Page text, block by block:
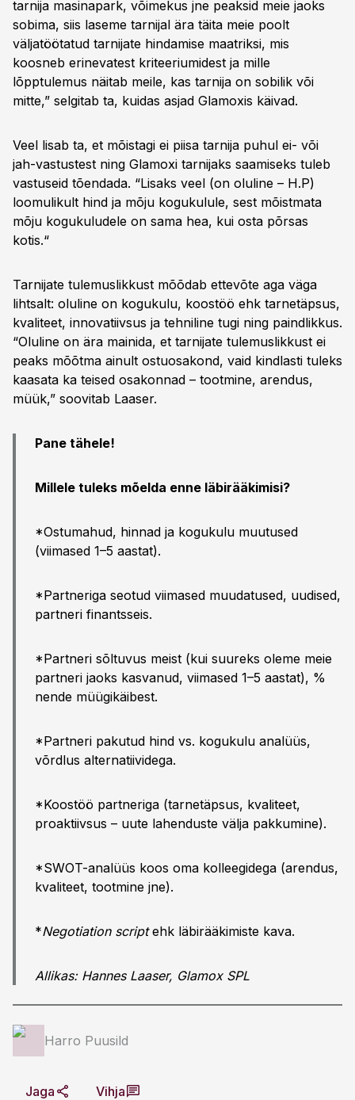
tarnija masinapark, võimekus jne peaksid meie jaoks
sobima, siis laseme tarnijal ära täita meie poolt
väljatöötatud tarnijate hindamise maatriksi, mis
koosneb erinevatest kriteeriumidest ja mille
lõpptulemus näitab meile, kas tarnija on sobilik või
mitte,” selgitab ta, kuidas asjad Glamoxis käivad.
Veel lisab ta, et mõistagi ei piisa tarnija puhul ei- või
jah-vastustest ning Glamoxi tarnijaks saamiseks tuleb
vastuseid tõendada. “Lisaks veel (on oluline – H.P)
loomulikult hind ja mõju kogukulule, sest mõistmata
mõju kogukuludele on sama hea, kui osta põrsas
kotis.“
Tarnijate tulemuslikkust mõõdab ettevõte aga väga
lihtsalt: oluline on kogukulu, koostöö ehk tarnetäpsus,
kvaliteet, innovatiivsus ja tehniline tugi ning paindlikkus.
“Oluline on ära mainida, et tarnijate tulemuslikkust ei
peaks mõõtma ainult ostuosakond, vaid kindlasti tuleks
kaasata ka teised osakonnad – tootmine, arendus,
müük,” soovitab Laaser.
Pane tähele!
Millele tuleks mõelda enne läbirääkimisi?
*Ostumahud, hinnad ja kogukulu muutused
(viimased 1–5 aastat).
*Partneriga seotud viimased muudatused, uudised,
partneri finantsseis.
*Partneri sõltuvus meist (kui suureks oleme meie
partneri jaoks kasvanud, viimased 1–5 aastat), %
nende müügikäibest.
*Partneri pakutud hind vs. kogukulu analüüs,
võrdlus alternatiividega.
*Koostöö partneriga (tarnetäpsus, kvaliteet,
proaktiivsus – uute lahenduste välja pakkumine).
*SWOT-analüüs koos oma kolleegidega (arendus,
kvaliteet, tootmine jne).
*Negotiation scriptehk läbirääkimiste kava.
Allikas: Hannes Laaser, Glamox SPL
Harro Puusild
Jaga Vihja